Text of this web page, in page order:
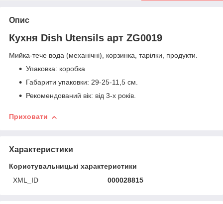
Опис
Кухня Dish Utensils арт ZG0019
Мийка-тече вода (механічні), корзинка, тарілки, продукти.
Упаковка: коробка
Габарити упаковки: 29-25-11,5 см.
Рекомендований вік: від 3-х років.
Приховати
Характеристики
Користувальницькі характеристики
XML_ID
000028815